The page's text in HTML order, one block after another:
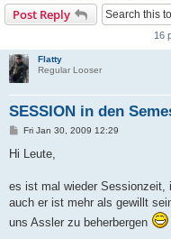
Post Reply
16
Flatty
Regular Looser
SESSION in den
PFri Jan 30, 2009 12:29
Hi Leute,
es ist mal wieder Sessionzeit,
auch er ist mehr als gewillt
uns Assler zu beherbergen